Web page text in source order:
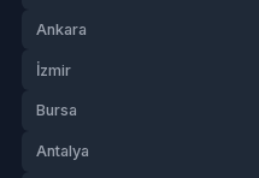
Ankara
İzmir
Bursa
Antalya